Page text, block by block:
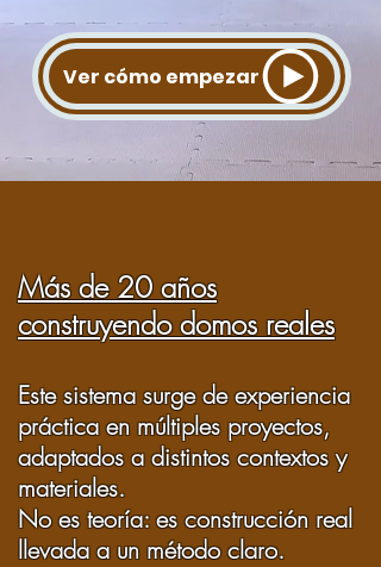
Ver cómo empezar
Más de 20 años
construyendo domos reales
Este sistema surge de experiencia
práctica en múltiples proyectos,
adaptados a distintos contextos y
materiales.
No es teoría: es construcción real
llevada a un método claro.